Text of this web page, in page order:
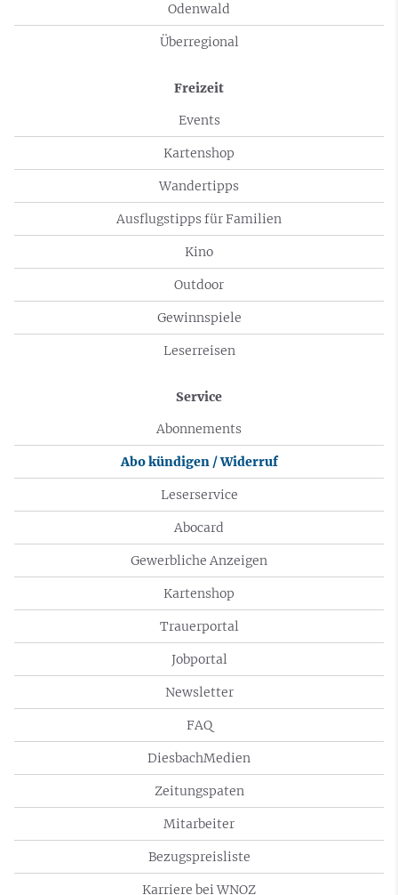
Odenwald
Überregional
Freizeit
Events
Kartenshop
Wandertipps
Ausflugstipps für Familien
Kino
Outdoor
Gewinnspiele
Leserreisen
Service
Abonnements
Abo kündigen / Widerruf
Leserservice
Abocard
Gewerbliche Anzeigen
Kartenshop
Trauerportal
Jobportal
Newsletter
FAQ
DiesbachMedien
Zeitungspaten
Mitarbeiter
Bezugspreisliste
Karriere bei WNOZ